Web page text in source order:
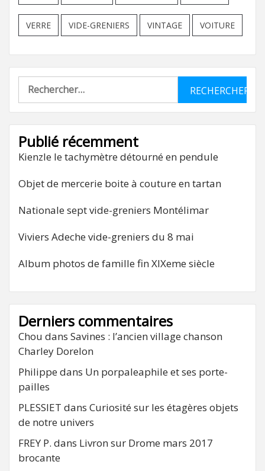
VERRE VIDE-GRENIERS VINTAGE VOITURE
Rechercher :
Publié récemment
Kienzle le tachymètre détourné en pendule
Objet de mercerie boite à couture en tartan
Nationale sept vide-greniers Montélimar
Viviers Adeche vide-greniers du 8 mai
Album photos de famille fin XIXeme siècle
Derniers commentaires
Chou dans Savines : l’ancien village chanson
Charley Dorelon
Philippe dans Un porpaleaphile et ses porte-
pailles
PLESSIET dans Curiosité sur les étagères objets
de notre univers
FREY P. dans Livron sur Drome mars 2017
brocante